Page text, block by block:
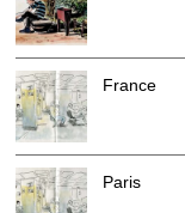
France
Paris